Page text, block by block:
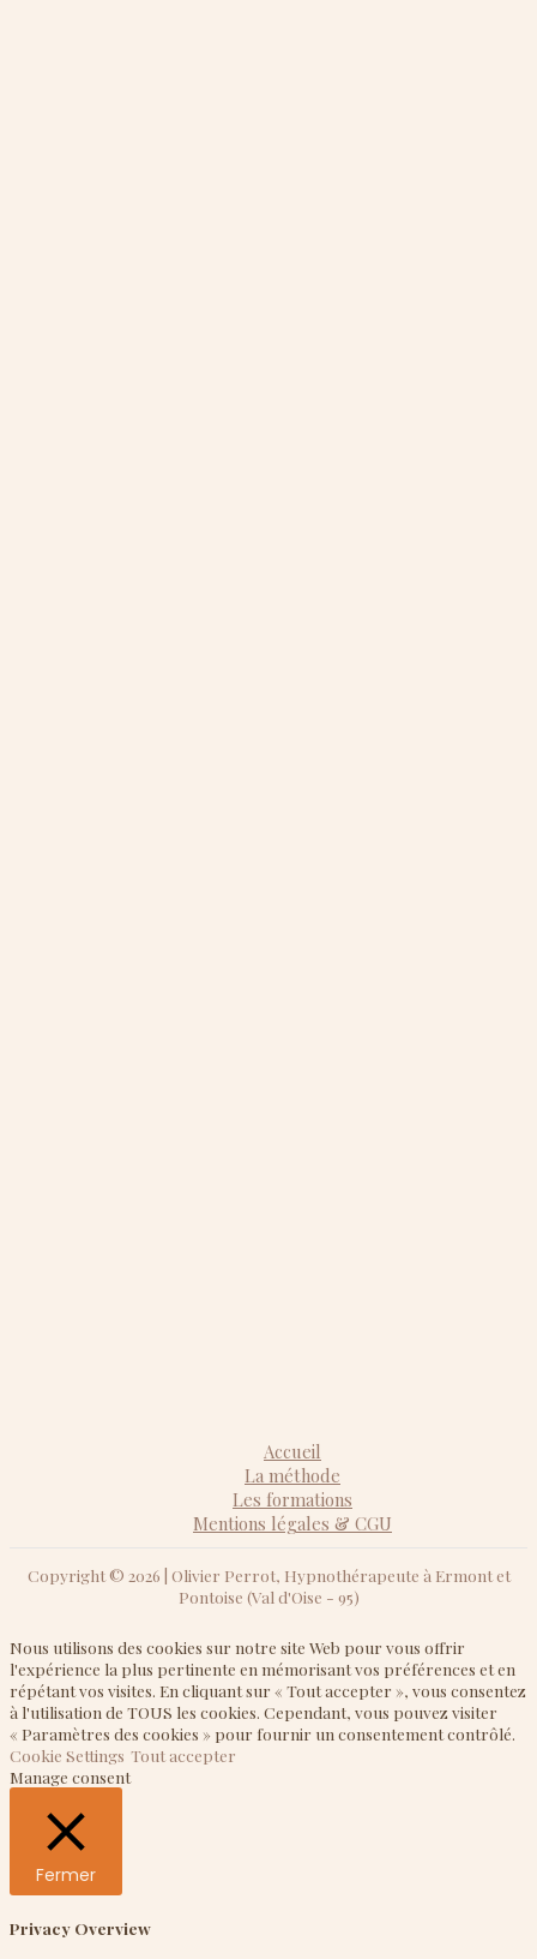
Accueil
La méthode
Les formations
Mentions légales & CGU
Copyright © 2026 | Olivier Perrot, Hypnothérapeute à Ermont et
Pontoise (Val d'Oise - 95)
Nous utilisons des cookies sur notre site Web pour vous offrir
l'expérience la plus pertinente en mémorisant vos préférences et en
répétant vos visites. En cliquant sur « Tout accepter », vous consentez
à l'utilisation de TOUS les cookies. Cependant, vous pouvez visiter
« Paramètres des cookies » pour fournir un consentement contrôlé.
Cookie Settings Tout accepter
Manage consent
Fermer
Privacy Overview